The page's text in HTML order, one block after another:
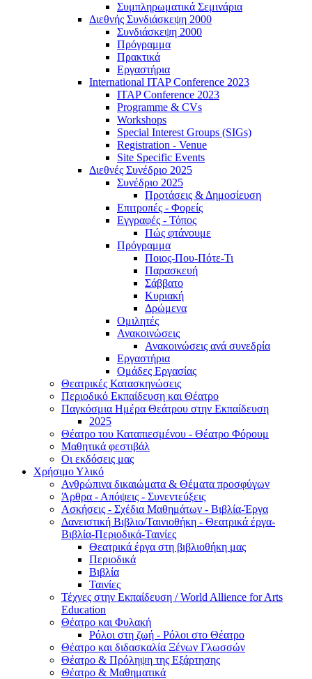
Συμπληρωματικά Σεμινάρια
Διεθνής Συνδιάσκεψη 2000
Συνδιάσκεψη 2000
Πρόγραμμα
Πρακτικά
Εργαστήρια
International ITAP Conference 2023
ITAP Conference 2023
Programme & CVs
Workshops
Special Interest Groups (SIGs)
Registration - Venue
Site Specific Events
Διεθνές Συνέδριο 2025
Συνέδριο 2025
Προτάσεις & Δημοσίευση
Επιτροπές - Φορείς
Εγγραφές - Τόπος
Πώς φτάνουμε
Πρόγραμμα
Ποιος-Που-Πότε-Τι
Παρασκευή
Σάββατο
Κυριακή
Δρώμενα
Ομιλητές
Ανακοινώσεις
Ανακοινώσεις ανά συνεδρία
Εργαστήρια
Ομάδες Εργασίας
Θεατρικές Κατασκηνώσεις
Περιοδικό Εκπαίδευση και Θέατρο
Παγκόσμια Ημέρα Θεάτρου στην Εκπαίδευση
2025
Θέατρο του Καταπιεσμένου - Θέατρο Φόρουμ
Μαθητικά φεστιβάλ
Οι εκδόσεις μας
Χρήσιμο Υλικό
Ανθρώπινα δικαιώματα & Θέματα προσφύγων
Άρθρα - Απόψεις - Συνεντεύξεις
Ασκήσεις - Σχέδια Μαθημάτων - Βιβλία-Έργα
Δανειστική Βιβλιο/Ταινιοθήκη - Θεατρικά έργα-
Βιβλία-Περιοδικά-Ταινίες
Θεατρικά έργα στη βιβλιοθήκη μας
Περιοδικά
Βιβλία
Ταινίες
Τέχνες στην Εκπαίδευση / World Allience for Arts
Education
Θέατρο και Φυλακή
Ρόλοι στη ζωή - Ρόλοι στο Θέατρο
Θέατρο και διδασκαλία Ξένων Γλωσσών
Θέατρο & Πρόληψη της Εξάρτησης
Θέατρο & Μαθηματικά